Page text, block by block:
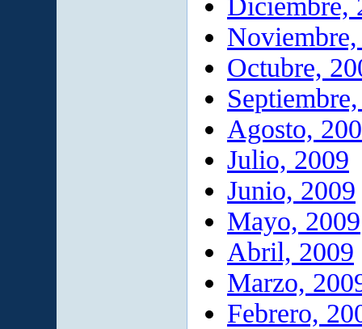
Diciembre,
Octubre,
Agosto,
Julio, 2009
Junio, 2009
Mayo, 2009
Abril, 2009
Marzo,
Febrero,